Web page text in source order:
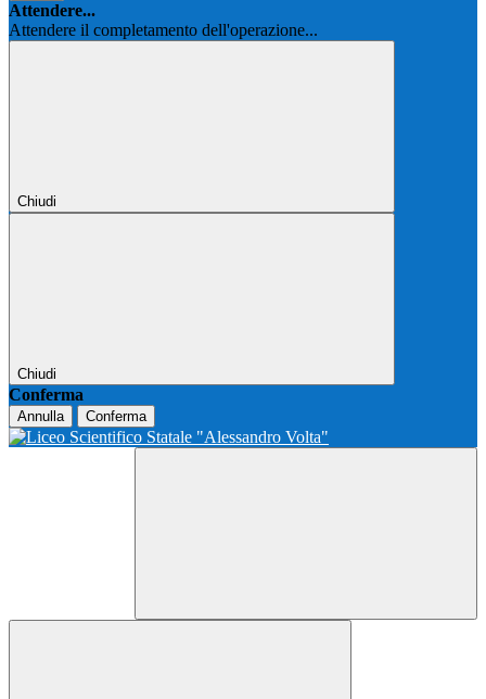
Attendere...
Attendere il completamento dell'operazione...
Chiudi
Chiudi
Conferma
Annulla Conferma